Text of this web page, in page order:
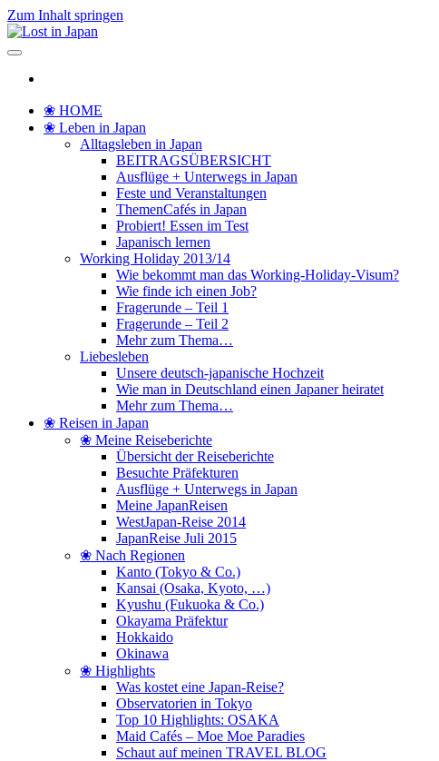
Zum Inhalt springen
❀ HOME
❀ Leben in Japan
Alltagsleben in Japan
BEITRAGSÜBERSICHT
Ausflüge + Unterwegs in Japan
Feste und Veranstaltungen
ThemenCafés in Japan
Probiert! Essen im Test
Japanisch lernen
Working Holiday 2013/14
Wie bekommt man das Working-Holiday-Visum?
Wie finde ich einen Job?
Fragerunde – Teil 1
Fragerunde – Teil 2
Mehr zum Thema…
Liebesleben
Unsere deutsch-japanische Hochzeit
Wie man in Deutschland einen Japaner heiratet
Mehr zum Thema…
❀ Reisen in Japan
❀ Meine Reiseberichte
Übersicht der Reiseberichte
Besuchte Präfekturen
Ausflüge + Unterwegs in Japan
Meine JapanReisen
WestJapan-Reise 2014
JapanReise Juli 2015
❀ Nach Regionen
Kanto (Tokyo & Co.)
Kansai (Osaka, Kyoto, …)
Kyushu (Fukuoka & Co.)
Okayama Präfektur
Hokkaido
Okinawa
❀ Highlights
Was kostet eine Japan-Reise?
Observatorien in Tokyo
Top 10 Highlights: OSAKA
Maid Cafés – Moe Moe Paradies
Schaut auf meinen TRAVEL BLOG